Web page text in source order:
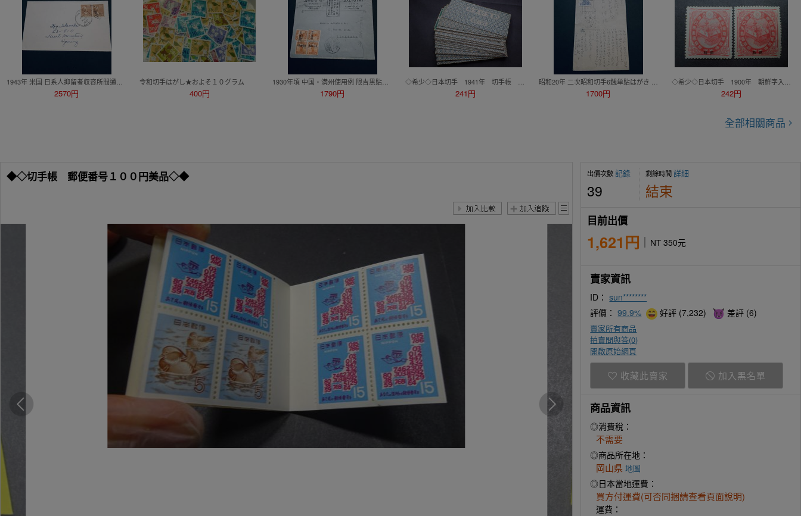
2570円
令和切手はがし★およそ１０グラム
400円 1790円 241円 1700円 242円
全部相關商品
◆◇切手帳 郵便番号１００円美品◇◆ 出價次數記錄
39
剩餘時間詳細
結束
目前出價
1,621円 NT 350元
賣家資訊
ID：sun********
評價：99.9% 好評 (7,232) 差評 (6)
賣家所有商品
拍賣問與答(0)
開啟原始網頁
收藏此賣家 加入黑名單
商品資訊
◎消費稅：
不需要
◎商品所在地：
岡山県 地圖
◎日本當地運費：
買方付運費(可否同捆請查看頁面說明)
運費：